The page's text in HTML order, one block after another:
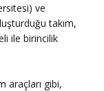
ve
takım,
ile birincilik
araçları gibi,